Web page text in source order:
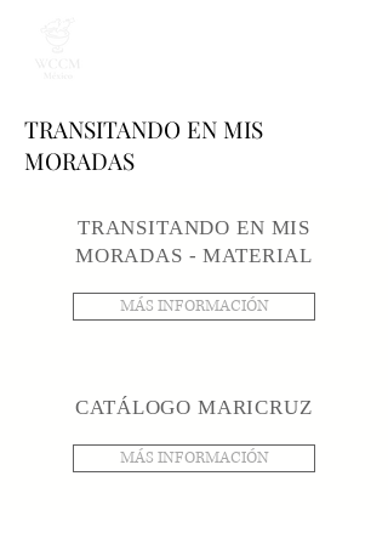
TRANSITANDO EN MIS
MORADAS
TRANSITANDO EN MIS
MORADAS - MATERIAL
MÁS INFORMACIÓN
CATÁLOGO MARICRUZ
MÁS INFORMACIÓN